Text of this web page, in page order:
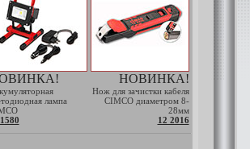
лампа
НОВИНКА!
Нож для зачистки кабеля
CIMCO диаметром 8-
28мм
12 2016